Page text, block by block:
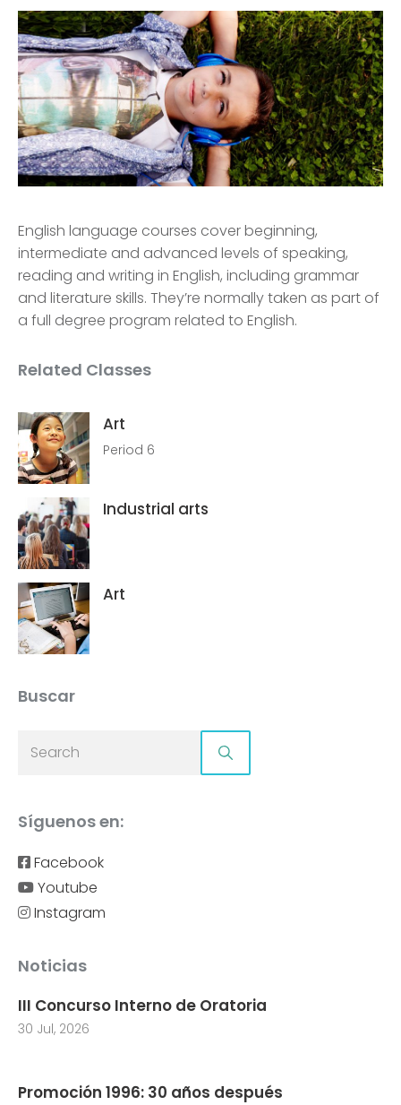
English language courses cover beginning,
intermediate and advanced levels of speaking,
reading and writing in English, including grammar
and literature skills. They’re normally taken as part of
a full degree program related to English.
Related Classes
Art
Period 6
Industrial arts
Art
Buscar
Síguenos en:
Facebook
Youtube
Instagram
Noticias
III Concurso Interno de Oratoria
30 Jul, 2026
Promoción 1996: 30 años después